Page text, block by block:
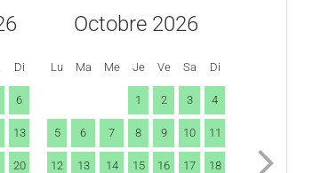
Di
6
13
20
Octobre 2026
Lu Ma Me Je Ve Sa Di
1 2 3 4
5 6 7 8 9 10 11
12 13 14 15 16 17 18